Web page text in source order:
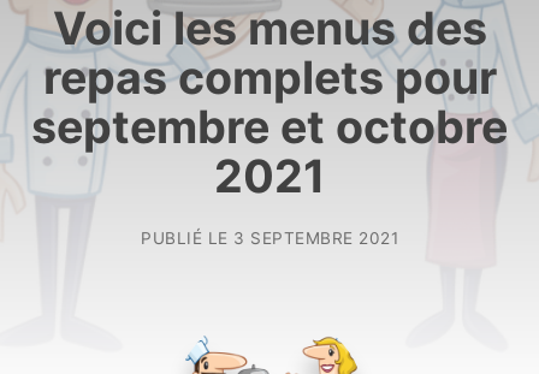
Voici les menus des
repas complets pour
septembre et octobre
2021
PUBLIÉ LE 3 SEPTEMBRE 2021